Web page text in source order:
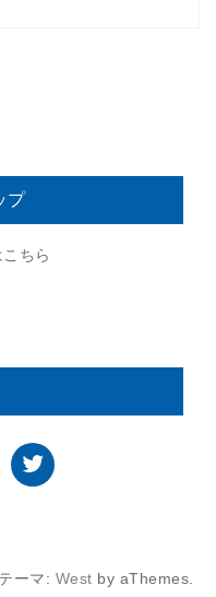
プ
ちら
Twitter
テーマ: West by aThemes.